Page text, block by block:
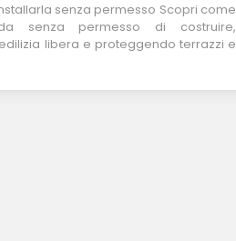
senza permesso Scopri come
senza permesso di costruire,
libera e proteggendo terrazzi e